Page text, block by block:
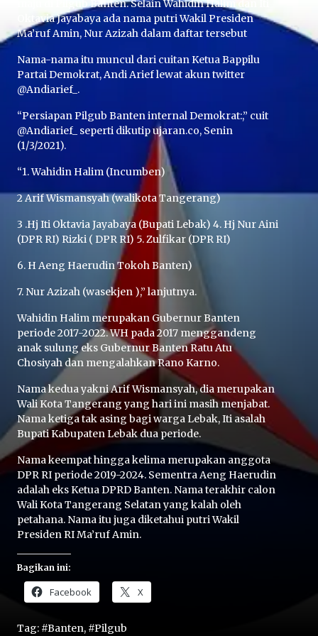
maju di Pilgub Banten. Selain Wahidin Halim dan Iti
Oktavia Jayabaya ada nama putri Wakil Presiden
Ma’ruf Amin, Nur Azizah dalam daftar tersebut
Nama-nama itu muncul dari cuitan Ketua Bappilu
Partai Demokrat, Andi Arief lewat akun twitter
@Andiarief_.
“Persiapan Pilgub Banten internal Demokrat:,” cuit
@Andiarief_ seperti dikutip ujaran.co, Senin
(1/3/2021).
“1. Wahidin Halim (Incumben)
2 Arif Wismansyah (walikota Tangerang)
3 .Hj Iti Oktavia Jayabaya (Bupati Lebak) 4. Hj Nur Aini
(DPR RI) Rizki ( DPR RI) 5. Zulfikar (DPR RI)
6. H Aeng Haerudin Tokoh Banten)
7. Nur Azizah (wasekjen ),” lanjutnya.
Wahidin Halim merupakan Gubernur Banten
periode 2017-2022. WH pada 2017 menggandeng
anak sulung eks Gubernur Banten Ratu Atu
Chosiyah dan mengalahkan Rano Karno.
Nama kedua yakni Arif Wismansyah, dia merupakan
Wali Kota Tangerang yang hari ini masih menjabat.
Nama ketiga tak asing bagi warga Lebak, Iti asalah
Bupati Kabupaten Lebak dua periode.
Nama keempat hingga kelima merupakan anggota
DPR RI periode 2019-2024. Sementra Aeng Haerudin
adalah eks Ketua DPRD Banten. Nama terakhir calon
Wali Kota Tangerang Selatan yang kalah oleh
petahana. Nama itu juga diketahui putri Wakil
Presiden RI Ma’ruf Amin.
Bagikan ini:
Facebook X
Tag: #Banten, #Pilgub